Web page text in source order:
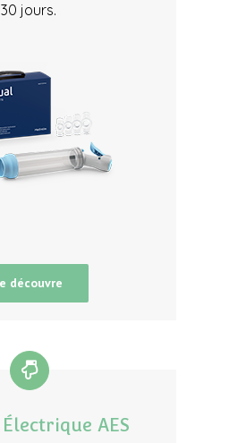
30 jours.
découvre
AES